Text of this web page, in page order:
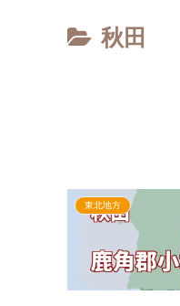
秋田
東北地方